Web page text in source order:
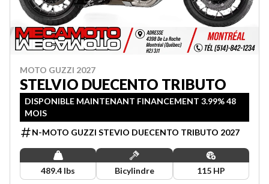
MOTO GUZZI 2027
STELVIO DUECENTO TRIBUTO
DISPONIBLE MAINTENANT FINANCEMENT 3.99% 48
MOIS
N-MOTO GUZZI STEVIO DUECENTO TRIBUTO 2027
489.4 lbs Bicylindre 115 HP